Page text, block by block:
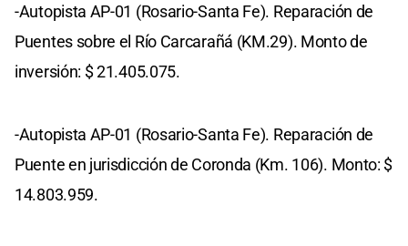
-Autopista AP-01 (Rosario-Santa Fe). Reparación de
Puentes sobre el Río Carcarañá (KM.29). Monto de
inversión: $ 21.405.075.
-Autopista AP-01 (Rosario-Santa Fe). Reparación de
Puente en jurisdicción de Coronda (Km. 106). Monto: $
14.803.959.